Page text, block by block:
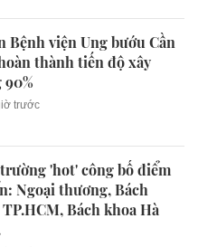
Bệnh viện Ung bướu Cần
thành tiến độ xây
trước
'hot' công bố điểm
Ngoại thương, Bách
Bách khoa Hà